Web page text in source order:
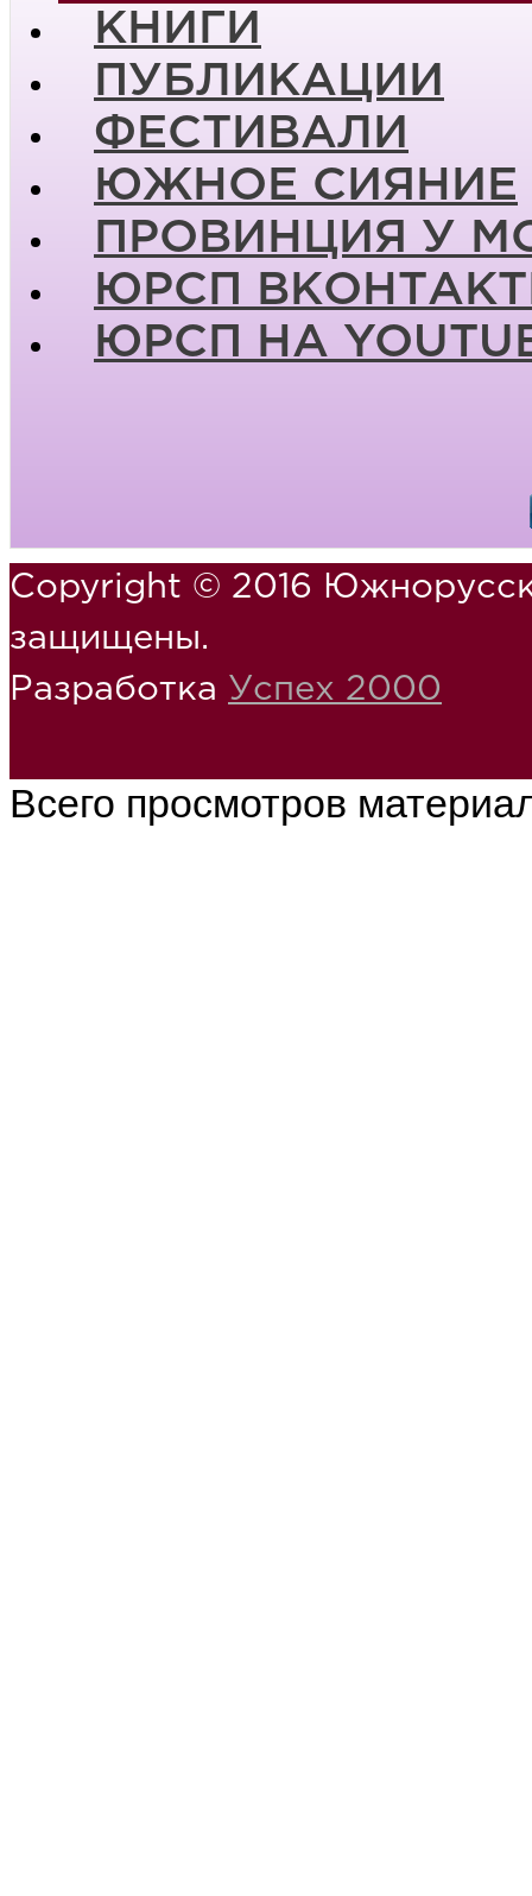
КНИГИ
ПУБЛИКАЦИИ
ФЕСТИВАЛИ
ЮЖНОЕ СИЯНИЕ
ПРОВИНЦИЯ У
ЮРСП
ЮРСП НА
Copyright © 2016
защищены.
Разработка Успех 2000
Всего просмотров